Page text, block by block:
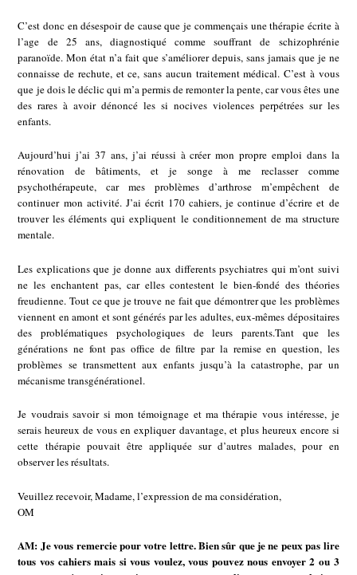
C’est donc en désespoir de cause que je commençais une thérapie écrite à
l’age de 25 ans, diagnostiqué comme souffrant de schizophrénie
paranoïde. Mon état n’a fait que s’améliorer depuis, sans jamais que je ne
connaisse de rechute, et ce, sans aucun traitement médical. C’est à vous
que je dois le déclic qui m’a permis de remonter la pente, car vous êtes une
des rares à avoir dénoncé les si nocives violences perpétrées sur les
enfants.
Aujourd’hui j’ai 37 ans, j’ai réussi à créer mon propre emploi dans la
rénovation de bâtiments, et je songe à me reclasser comme
psychothérapeute, car mes problèmes d’arthrose m’empêchent de
continuer mon activité. J’ai écrit 170 cahiers, je continue d’écrire et de
trouver les éléments qui expliquent le conditionnement de ma structure
mentale.
Les explications que je donne aux differents psychiatres qui m’ont suivi
ne les enchantent pas, car elles contestent le bien-fondé des théories
freudienne. Tout ce que je trouve ne fait que démontrer que les problèmes
viennent en amont et sont générés par les adultes, eux-mêmes dépositaires
des problématiques psychologiques de leurs parents.Tant que les
générations ne font pas office de filtre par la remise en question, les
problèmes se transmettent aux enfants jusqu’à la catastrophe, par un
mécanisme transgénérationel.
Je voudrais savoir si mon témoignage et ma thérapie vous intéresse, je
serais heureux de vous en expliquer davantage, et plus heureux encore si
cette thérapie pouvait être appliquée sur d’autres malades, pour en
observer les résultats.
Veuillez recevoir, Madame, l’expression de ma considération,
OM
AM: Je vous remercie pour votre lettre. Bien sûr que je ne peux pas lire
tous vos cahiers mais si vous voulez, vous pouvez nous envoyer 2 ou 3